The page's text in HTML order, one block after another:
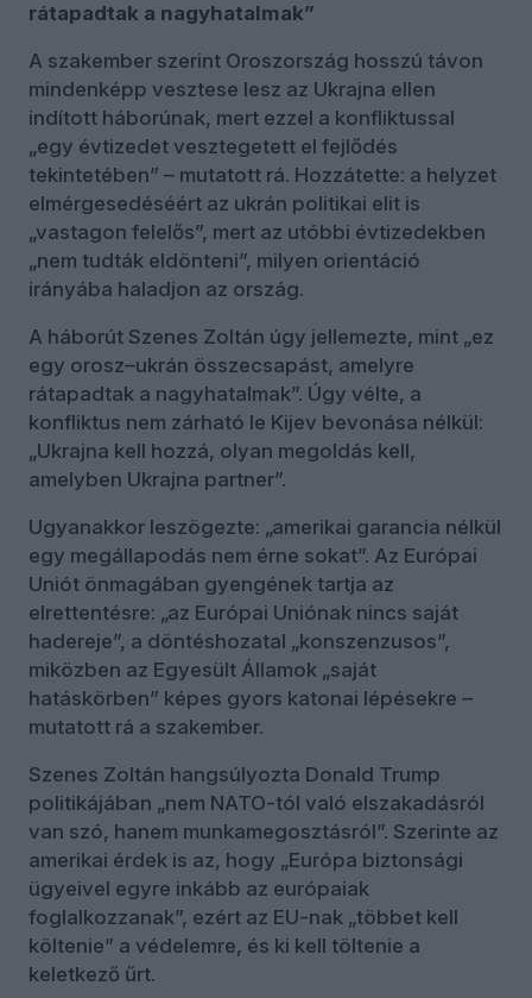
rátapadtak a nagyhatalmak”
A szakember szerint Oroszország hosszú távon
mindenképp vesztese lesz az Ukrajna ellen
indított háborúnak, mert ezzel a konfliktussal
„egy évtizedet vesztegetett el fejlődés
tekintetében” – mutatott rá. Hozzátette: a helyzet
elmérgesedéséért az ukrán politikai elit is
„vastagon felelős”, mert az utóbbi évtizedekben
„nem tudták eldönteni”, milyen orientáció
irányába haladjon az ország.
A háborút Szenes Zoltán úgy jellemezte, mint „ez
egy orosz–ukrán összecsapást, amelyre
rátapadtak a nagyhatalmak”. Úgy vélte, a
konfliktus nem zárható le Kijev bevonása nélkül:
„Ukrajna kell hozzá, olyan megoldás kell,
amelyben Ukrajna partner”.
Ugyanakkor leszögezte: „amerikai garancia nélkül
egy megállapodás nem érne sokat”. Az Európai
Uniót önmagában gyengének tartja az
elrettentésre: „az Európai Uniónak nincs saját
hadereje”, a döntéshozatal „konszenzusos”,
miközben az Egyesült Államok „saját
hatáskörben” képes gyors katonai lépésekre –
mutatott rá a szakember.
Szenes Zoltán hangsúlyozta Donald Trump
politikájában „nem NATO-tól való elszakadásról
van szó, hanem munkamegosztásról”. Szerinte az
amerikai érdek is az, hogy „Európa biztonsági
ügyeivel egyre inkább az európaiak
foglalkozzanak”, ezért az EU-nak „többet kell
költenie” a védelemre, és ki kell töltenie a
keletkező űrt.